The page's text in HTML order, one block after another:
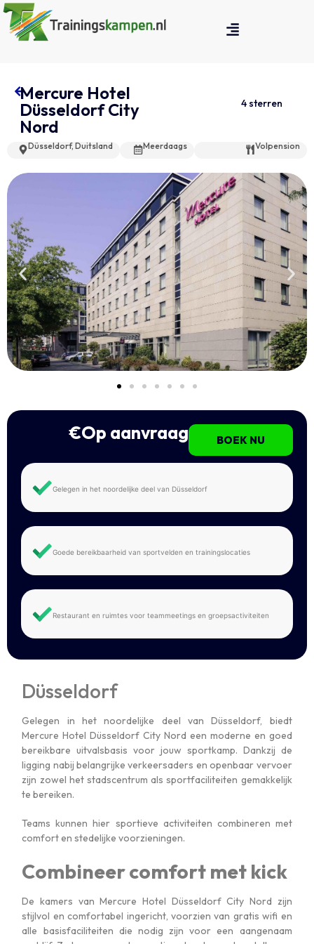
Mercure Hotel
Düsseldorf City
Nord
4 sterren
Düsseldorf, Duitsland Meerdaags Volpension
BOEK NU
€Op aanvraag
Gelegen in het noordelijke deel van Düsseldorf
Goede bereikbaarheid van sportvelden en trainingslocaties
Restaurant en ruimtes voor teammeetings en groepsactiviteiten
Düsseldorf
Gelegen in het noordelijke deel vanDüsseldorf, biedt
Mercure Hotel Düsseldorf City Nord een moderne en goed
bereikbare uitvalsbasis voor jouw sportkamp. Dankzij de
ligging nabij belangrijke verkeersaders en openbaar vervoer
zijn zowel het stadscentrum als sportfaciliteiten gemakkelijk
te bereiken.
Teams kunnen hier sportieve activiteiten combineren met
comfort en stedelijke voorzieningen.
Combineer comfort met kick
De kamers van Mercure Hotel Düsseldorf City Nord zijn
stijlvol en comfortabel ingericht, voorzien van gratis wifi en
alle basisfaciliteiten die nodig zijn voor een aangenaam